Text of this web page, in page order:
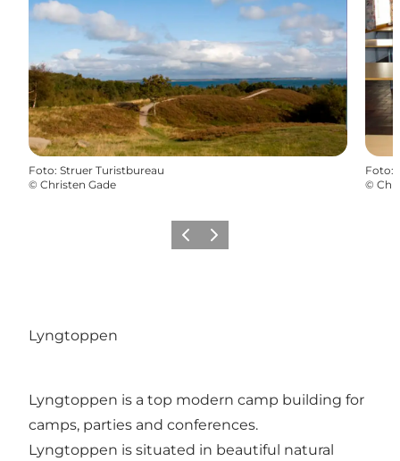
Foto: Struer Turistbureau
© Christen Gade
Foto:
©
Precedente
Avanti
Lyngtoppen
Lyngtoppen is a top modern camp building for
camps, parties and conferences.
Lyngtoppen is situated in beautiful natural